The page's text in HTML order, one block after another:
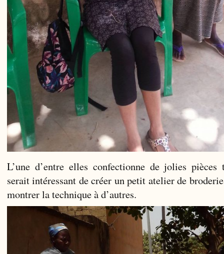
L’une d’entre elles confectionne de jolies
serait intéressant de créer un petit atelier de
montrer la technique à d’autres.